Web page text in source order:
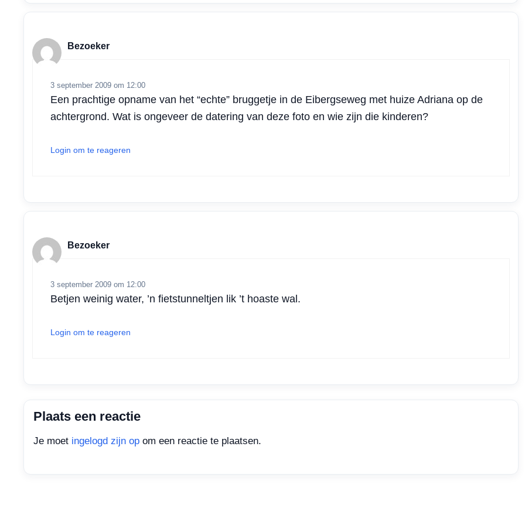
Bezoeker
3 september 2009 om 12:00
Een prachtige opname van het “echte” bruggetje in de Eibergseweg met huize Adriana op de
achtergrond. Wat is ongeveer de datering van deze foto en wie zijn die kinderen?
Login om te reageren
Bezoeker
3 september 2009 om 12:00
Betjen weinig water, ’n fietstunneltjen lik ’t hoaste wal.
Login om te reageren
Plaats een reactie
Je moet ingelogd zijn op om een reactie te plaatsen.